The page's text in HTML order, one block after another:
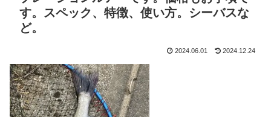
す。スペック、特徴、使い方。シーバスな
ど。
2024.06.01 2024.12.24